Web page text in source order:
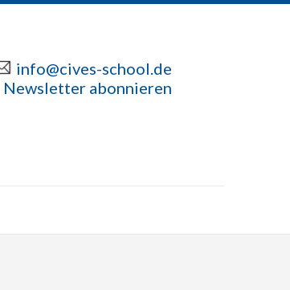
info@cives-school.de
Newsletter abonnieren